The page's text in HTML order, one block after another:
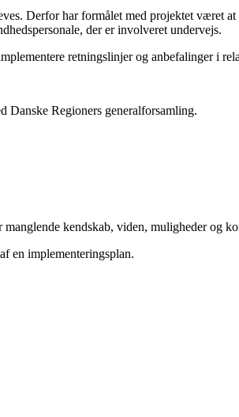
Derfor har formålet med projektet været
der er involveret undervejs.
retningslinjer og anbefalinger i
Regioners generalforsamling.
kendskab, viden, muligheder og
en implementeringsplan.